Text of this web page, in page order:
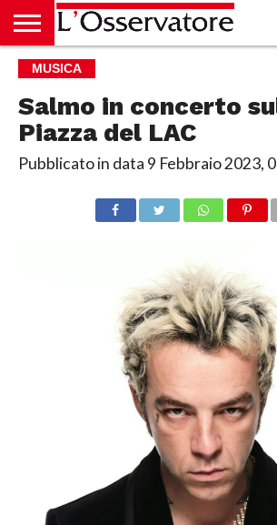
HOME
CULTURA
ECONOMIA
RUBRICHE
ARCHIVIO
PODCAST
ABBONAMENTO
CHI
ACCEDI
MUSICA
Salmo in concerto
Piazza del LAC
Pubblicato in data 9 Febbraio 2023,